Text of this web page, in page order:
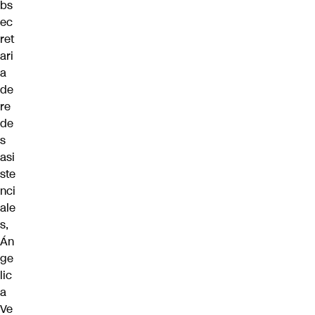
bs
ec
ret
ari
a
de
re
de
s
asi
ste
nci
ale
s,
Án
ge
lic
a
Ve